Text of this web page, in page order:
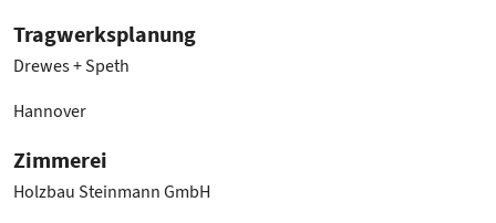
Tragwerksplanung
Drewes + Speth
Hannover
Zimmerei
Holzbau Steinmann GmbH